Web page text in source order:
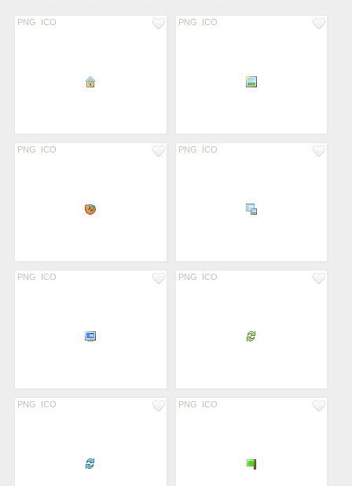
PNG ICO PNG ICO
PNG ICO PNG ICO
PNG ICO PNG ICO
PNG ICO PNG ICO